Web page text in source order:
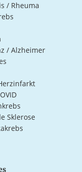
/ Rheuma
/ Alzheimer
Sklerose